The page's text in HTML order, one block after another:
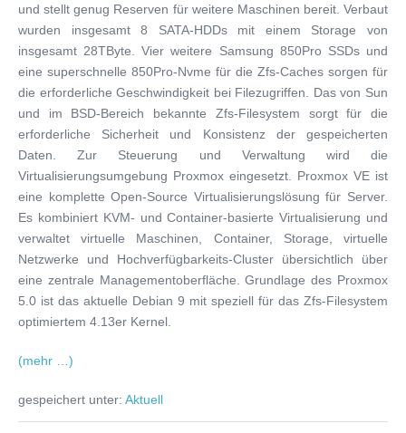
und stellt genug Reserven für weitere Maschinen bereit. Verbaut
wurden insgesamt 8 SATA-HDDs mit einem Storage von
insgesamt 28TByte. Vier weitere Samsung 850Pro SSDs und
eine superschnelle 850Pro-Nvme für die Zfs-Caches sorgen für
die erforderliche Geschwindigkeit bei Filezugriffen. Das von Sun
und im BSD-Bereich bekannte Zfs-Filesystem sorgt für die
erforderliche Sicherheit und Konsistenz der gespeicherten
Daten. Zur Steuerung und Verwaltung wird die
Virtualisierungsumgebung Proxmox eingesetzt. Proxmox VE ist
eine komplette Open-Source Virtualisierungslösung für Server.
Es kombiniert KVM- und Container-basierte Virtualisierung und
verwaltet virtuelle Maschinen, Container, Storage, virtuelle
Netzwerke und Hochverfügbarkeits-Cluster übersichtlich über
eine zentrale Managementoberfläche. Grundlage des Proxmox
5.0 ist das aktuelle Debian 9 mit speziell für das Zfs-Filesystem
optimiertem 4.13er Kernel.
(mehr …)
gespeichert unter: Aktuell